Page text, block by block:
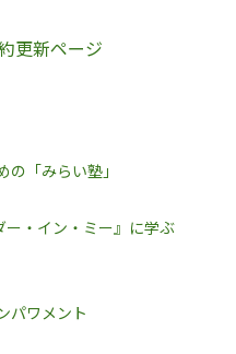
更新ページ
「みらい塾」
ー・イン・ミー』に学ぶ
パワメント